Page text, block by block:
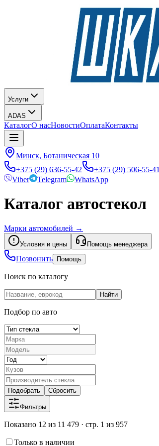
Услуги
ADAS
КаталогО насНовостиОплатаКонтакты
Минск, Ботаническая 10
+375 (29) 636-55-42
+375 (29) 506-55-41
Viber
Telegram WhatsApp
Каталог автостекол
Марки автомобилей →
Условия и цены Помощь менеджера
Позвонить Помощь
Поиск по каталогу
Найти
Подбор по авто
Подобрать Сбросить
Фильтры
Показано 12 из 11 479 · стр. 1 из 957
Только в наличии